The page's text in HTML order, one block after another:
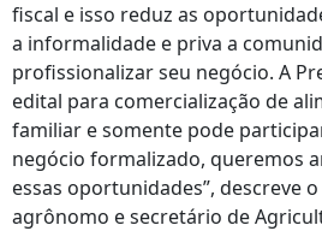
fiscal e isso reduz as
a informalidade e priva a
profissionalizar seu negócio. A
edital para comercialização de
familiar e somente pode
negócio formalizado, queremos
essas oportunidades”, descreve
agrônomo e secretário de